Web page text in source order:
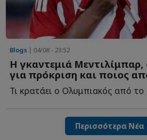
Blogs | 04/08 - 23:52
Η γκαντεμιά Μεντιλίμπαρ,
για πρόκριση και ποιος
Περισσότερα Νέα